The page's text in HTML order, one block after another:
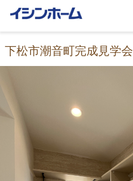
下松市潮音町完成見学会